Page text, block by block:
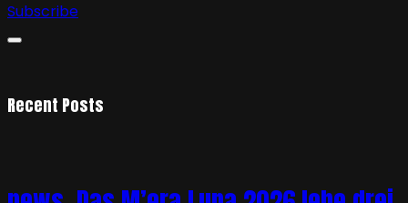
Subscribe
Recent Posts